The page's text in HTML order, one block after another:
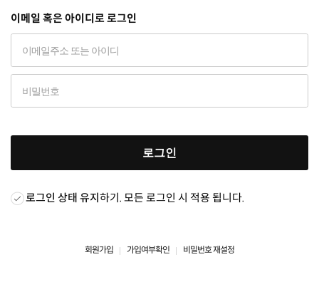
이메일 혹은 아이디로 로그인
로그인
로그인 상태 유지하기. 모든 로그인 시 적용 됩니다.
회원가입 가입여부확인 비밀번호 재설정